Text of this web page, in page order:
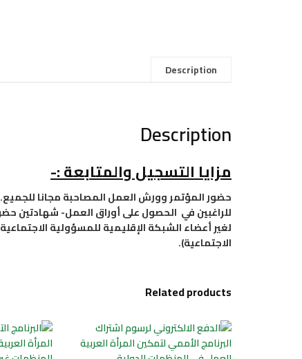
Description
Description
مزايا التسجيل والمتابعة :-
حضور المؤتمر وورش العمل المصاحبة مجانا للجميع.
الاجتماعية).
Related products